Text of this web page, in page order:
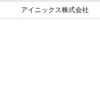
アイニックス株式会社